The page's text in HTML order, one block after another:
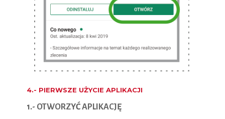
4.- PIERWSZE UŻYCIE APLIKACJI
1.- OTWORZYĆ APLIKACJĘ